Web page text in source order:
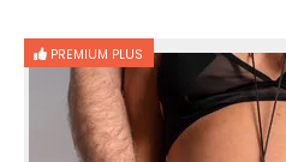
PREMIUM PLUS